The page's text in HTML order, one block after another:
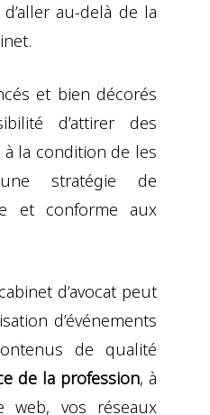
au-delà de la
et bien décorés
d’attirer des
la condition de les
stratégie de
et conforme aux
d’avocat peut
d’événements
de qualité
de la profession, à
web, vos réseaux